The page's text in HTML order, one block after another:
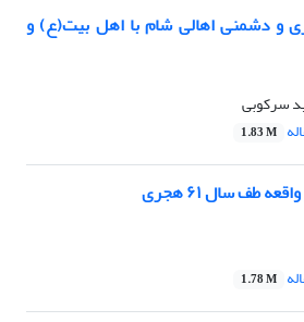
و دشمنی اهالی شام با اهل بیت(ع) و
سرکوبی
1.83 M
طف سال ۶۱ هجری
1.78 M